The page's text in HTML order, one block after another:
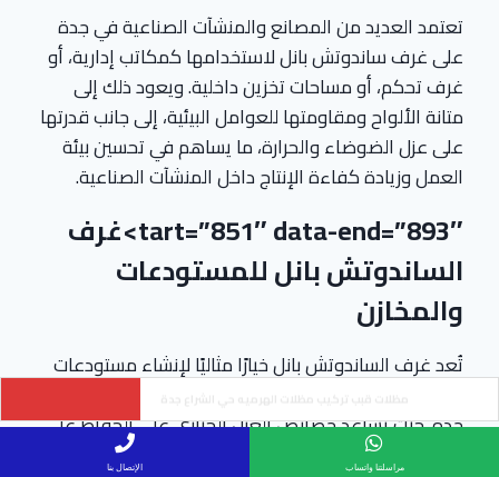
تعتمد العديد من المصانع والمنشآت الصناعية في جدة
على غرف ساندوتش بانل لاستخدامها كمكاتب إدارية، أو
غرف تحكم، أو مساحات تخزين داخلية. ويعود ذلك إلى
متانة الألواح ومقاومتها للعوامل البيئية، إلى جانب قدرتها
على عزل الضوضاء والحرارة، ما يساهم في تحسين بيئة
العمل وزيادة كفاءة الإنتاج داخل المنشآت الصناعية.
tart=”851″ data-end=”893″>غرف
الساندوتش بانل للمستودعات
والمخازن
تُعد غرف الساندوتش بانل خيارًا مثاليًا لإنشاء مستودعات
جدة. حيث تساعد خصائص العزل الحراري على الحفاظ على
جودة المواد المخزنة، سواء كانت مواد غذائية أو صناعية
مراسلتنا واتساب الإتصال بنا